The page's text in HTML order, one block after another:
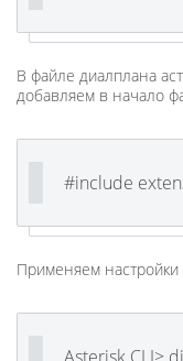
В файле диалплана
добавляем в начало
#include
Применяем